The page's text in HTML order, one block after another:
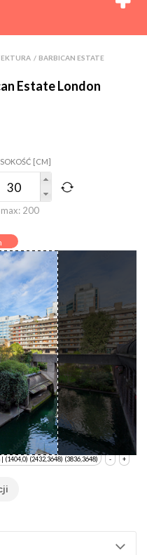
>BARBICAN ESTATE
Estate London
+
-
(1404,0) (2432,3648) (3836,3648)
[CM]
max: 200